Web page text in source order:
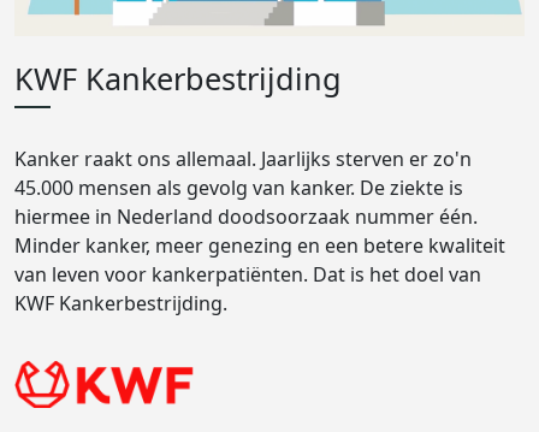
KWF Kankerbestrijding
Kanker raakt ons allemaal. Jaarlijks sterven er zo'n
45.000 mensen als gevolg van kanker. De ziekte is
hiermee in Nederland doodsoorzaak nummer één.
Minder kanker, meer genezing en een betere kwaliteit
van leven voor kankerpatiënten. Dat is het doel van
KWF Kankerbestrijding.